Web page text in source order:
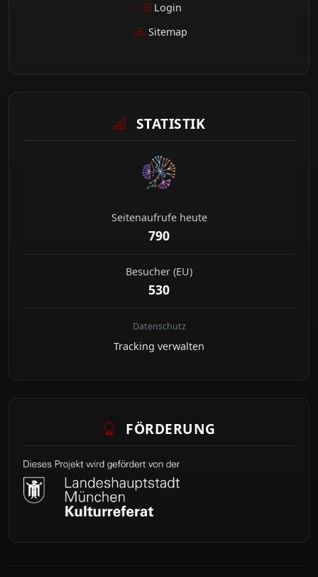
Login
Sitemap
STATISTIK
Seitenaufrufe heute
790
Besucher (EU)
530
Datenschutz
Tracking verwalten
FÖRDERUNG